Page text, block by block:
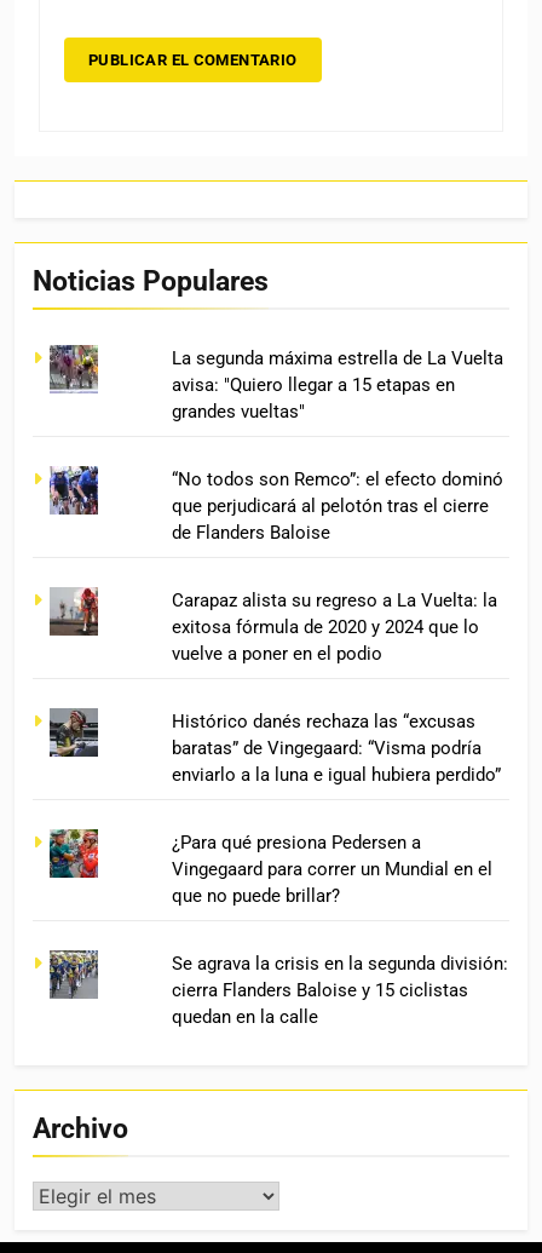
Noticias Populares
La segunda máxima estrella de La Vuelta
avisa: "Quiero llegar a 15 etapas en
grandes vueltas"
“No todos son Remco”: el efecto dominó
que perjudicará al pelotón tras el cierre
de Flanders Baloise
Carapaz alista su regreso a La Vuelta: la
exitosa fórmula de 2020 y 2024 que lo
vuelve a poner en el podio
Histórico danés rechaza las “excusas
baratas” de Vingegaard: “Visma podría
enviarlo a la luna e igual hubiera perdido”
¿Para qué presiona Pedersen a
Vingegaard para correr un Mundial en el
que no puede brillar?
Se agrava la crisis en la segunda división:
cierra Flanders Baloise y 15 ciclistas
quedan en la calle
Archivo
Archivo